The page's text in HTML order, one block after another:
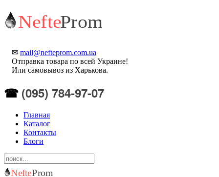
✉ mail@nefteprom.com.ua
Отправка товара по всей Украине!
Или самовывоз из Харькова.
☎ (095) 784-97-07
Главная
Каталог
Контакты
Блоги